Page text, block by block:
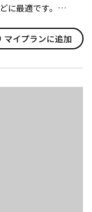
に最適です。
マイプランに追加